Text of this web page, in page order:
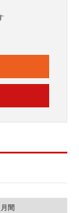
月間